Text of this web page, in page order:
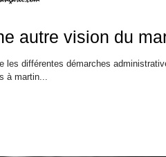
autre vision du
les différentes démarches
à martin...